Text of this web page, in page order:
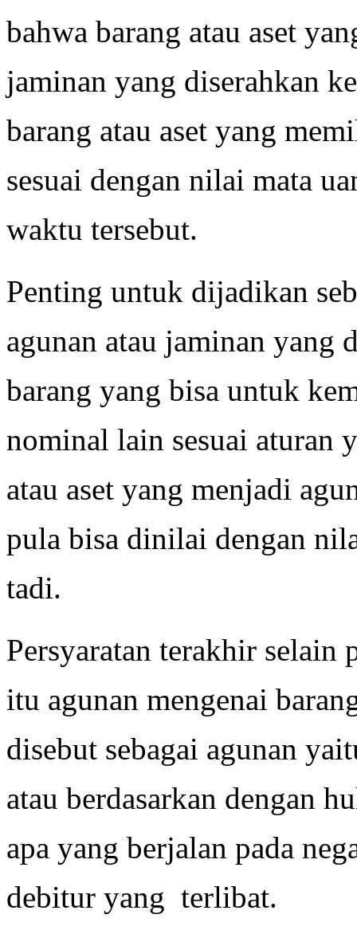
bahwa barang atau aset
jaminan yang diserahkan
barang atau aset yang
sesuai dengan nilai mata
waktu tersebut.
Penting untuk dijadikan
agunan atau jaminan yang
barang yang bisa untuk
nominal lain sesuai aturan
atau aset yang menjadi
pula bisa dinilai dengan
tadi.
Persyaratan terakhir selain
itu agunan mengenai
disebut sebagai agunan
atau berdasarkan dengan
apa yang berjalan pada
debitur yang terlibat.